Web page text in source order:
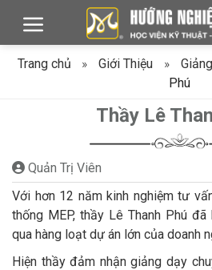
nội
dungTrang chủ » Giới Thiệu »
Phú
Thầy Lê
Quản Trị Viên
Với hơn 12 năm kinh nghiệm tư
thống MEP, thầy Lê Thanh Phú
qua hàng loạt dự án lớn của doanh
Hiện thầy đảm nhận giảng dạy